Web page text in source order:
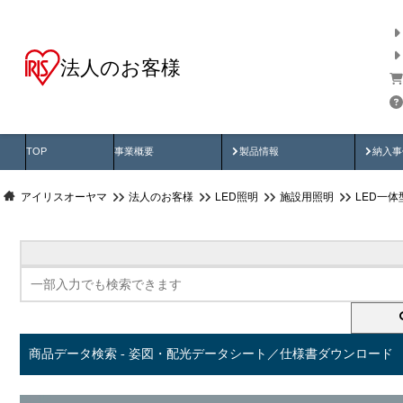
法人のお客様
TOP 事業概要 製品情報
製品動画 納入
納
アイリスオーヤマ 法人のお客様 LED照明 施設用照明 LED一体
商品データ検索 - 姿図・配光データシート／仕様書ダウンロード